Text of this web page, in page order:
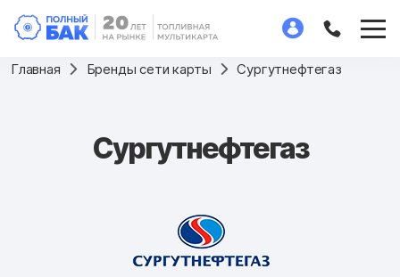
Главная Бренды сети карты Сургутнефтегаз
Сургутнефтегаз